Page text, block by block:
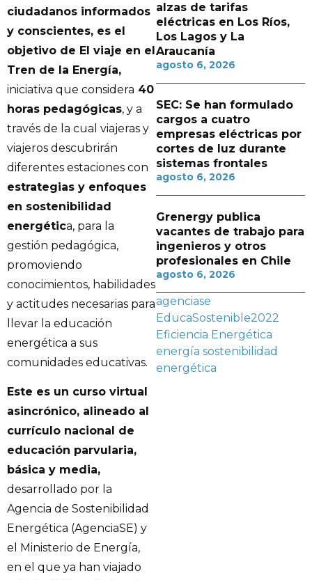
ciudadanos informados
y conscientes, es el
objetivo de El viaje en el
Tren de la Energía,
iniciativa que considera 40
horas pedagógicas, y a
través de la cual viajeras y
viajeros descubrirán
diferentes estaciones con
estrategias y enfoques
en sostenibilidad
energética, para la
gestión pedagógica,
promoviendo
conocimientos, habilidades
y actitudes necesarias para
llevar la educación
energética a sus
comunidades educativas.
Este es un curso virtual
asincrónico, alineado al
currículo nacional de
educación parvularia,
básica y media,
desarrollado por la
Agencia de Sostenibilidad
Energética (AgenciaSE) y
el Ministerio de Energía,
en el que ya han viajado
alzas de tarifas
eléctricas en Los Ríos,
Los Lagos y La
Araucanía
agosto 6, 2026
SEC: Se han formulado
cargos a cuatro
empresas eléctricas por
cortes de luz durante
sistemas frontales
agosto 6, 2026
Grenergy publica
vacantes de trabajo para
ingenieros y otros
profesionales en Chile
agosto 6, 2026
agenciase
EducaSostenible2022
Eficiencia Energética
energía sostenibilidad
energética